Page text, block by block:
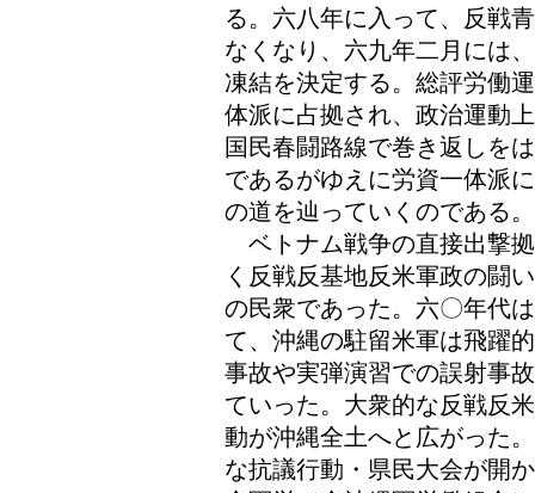
る。六八年に入って、反戦
なくなり、六九年二月には
凍結を決定する。総評労働
体派に占拠され、政治運動
国民春闘路線で巻き返しを
であるがゆえに労資一体派
の道を辿っていくのである。
ベトナム戦争の直接出撃
く反戦反基地反米軍政の闘
の民衆であった。六〇年代
て、沖縄の駐留米軍は飛躍
事故や実弾演習での誤射事
ていった。大衆的な反戦反
動が沖縄全土へと広がった
な抗議行動・県民大会が開